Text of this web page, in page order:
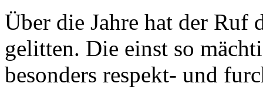
Über die Jahre hat der Ruf
gelitten. Die einst so
besonders respekt- und